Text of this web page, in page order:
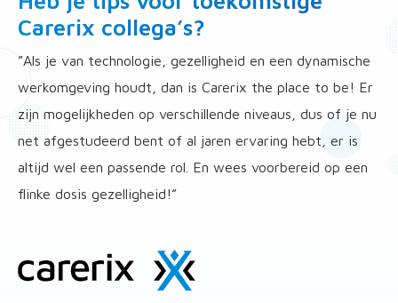
Carerix collega’s?
”Als je van technologie, gezelligheid en een dynamische
werkomgeving houdt, dan is Carerix the place to be! Er
zijn mogelijkheden op verschillende niveaus, dus of je nu
net afgestudeerd bent of al jaren ervaring hebt, er is
altijd wel een passende rol. En wees voorbereid op een
flinke dosis gezelligheid!”
Site
footer